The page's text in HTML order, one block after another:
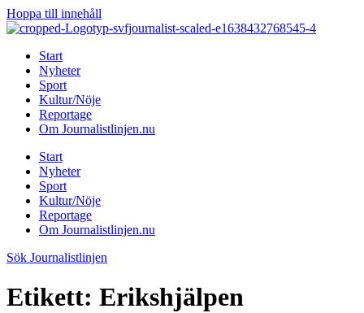
Hoppa till innehåll
Start
Nyheter
Sport
Kultur/Nöje
Reportage
Om Journalistlinjen.nu
Start
Nyheter
Sport
Kultur/Nöje
Reportage
Om Journalistlinjen.nu
Sök Journalistlinjen
Etikett: Erikshjälpen